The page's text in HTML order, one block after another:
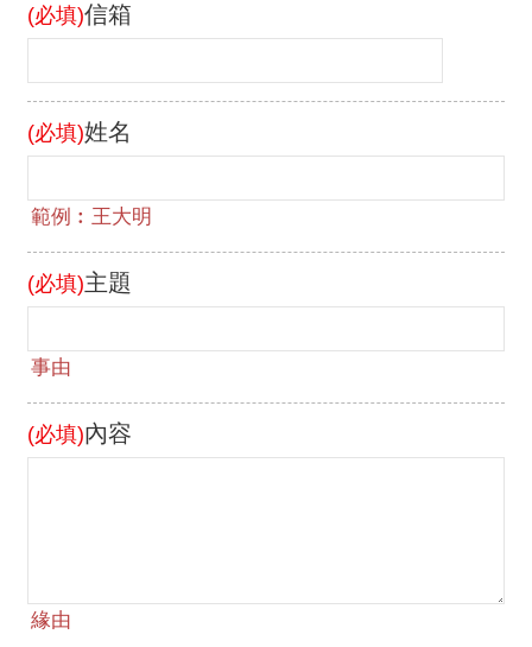
(必填)信箱
(必填)姓名
(必填)主題
(必填)內容